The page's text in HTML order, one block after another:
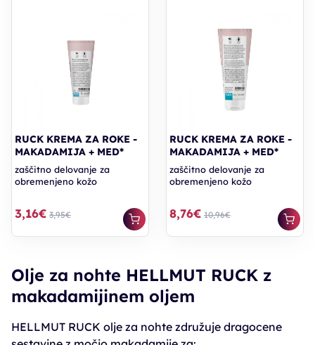
RUCK KREMA ZA ROKE -
MAKADAMIJA + MED*
zaščitno delovanje za
obremenjeno kožo
3,16€ 3,95€
RUCK KREMA ZA ROKE -
MAKADAMIJA + MED*
zaščitno delovanje za
obremenjeno kožo
8,76€ 10,96€
Olje za nohte HELLMUT RUCK z
makadamijinem oljem
HELLMUT RUCK olje za nohte združuje dragocene